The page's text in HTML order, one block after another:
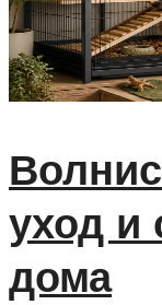
уход и
дома